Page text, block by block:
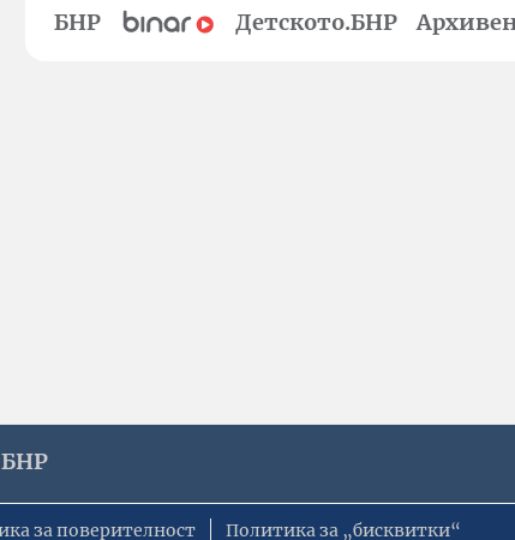
БНР Детското.БНР
за поверителност Политика за „бисквитки“